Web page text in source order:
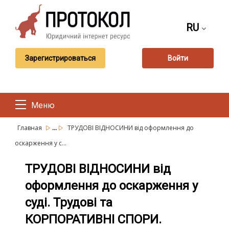
RU
Зарегистрироваться Войти
Меню
Главная ...
ТРУДОВІ ВІДНОСИНИ від оформлення до
оскарження у с...
ТРУДОВІ ВІДНОСИНИ від
оформлення до оскарження у
суді. Трудові та
КОРПОРАТИВНІ СПОРИ.